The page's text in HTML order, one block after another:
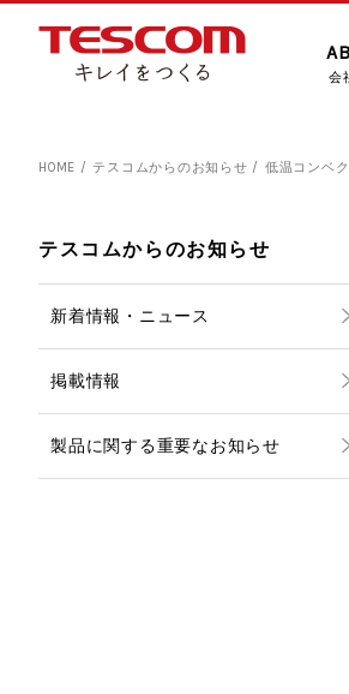
会
HOME テスコムからのお知らせ 低温コンベ
テスコムからのお知らせ
新着情報・ニュース
掲載情報
製品に関する重要なお知らせ